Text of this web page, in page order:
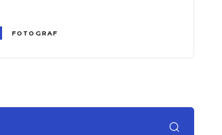
FOTOGRAF